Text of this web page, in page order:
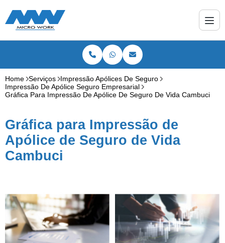
Home Serviços
Impressão Apólices De Seguro
Impressão De Apólice Seguro Empresarial
Gráfica Para Impressão De Apólice De Seguro De Vida Cambuci
Gráfica para Impressão de
Apólice de Seguro de Vida
Cambuci